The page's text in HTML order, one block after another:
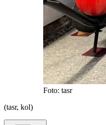
Foto: tasr
(tasr, kol)